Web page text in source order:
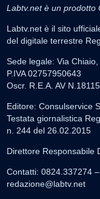
Labtv.net è un prodotto
Labtv.net è il sito
del digitale terrestre
Sede legale: Via
P.IVA 02757950643
Oscr. R.E.A. AV
Editore: Consulservice
Testata giornalistica
n. 244 del 26.02.2015
Direttore Responsabile
Contatti: 0824.337274
redazione@labtv.net